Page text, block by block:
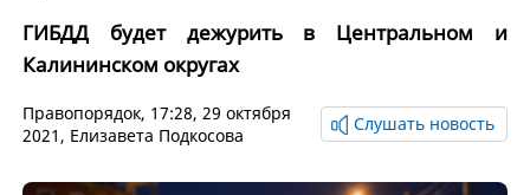
ГИБДД будет дежурить в Центральном и
Калининском округах
Правопорядок, 17:28, 29 октября
2021, Елизавета Подкосова
Слушать новость